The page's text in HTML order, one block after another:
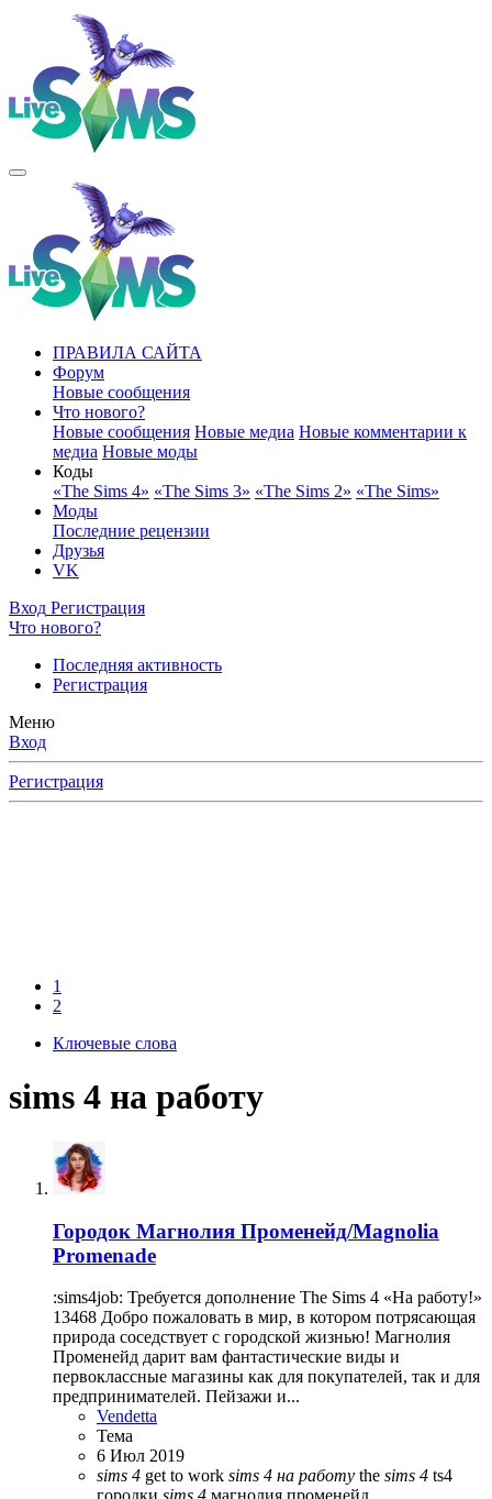
ПРАВИЛА САЙТА
Форум
Новые сообщения
Что нового?
Новые сообщения Новые медиа Новые комментарии к
медиа Новые моды
Коды
«The Sims 4» «The Sims 3» «The Sims 2» «The Sims»
Моды
Последние рецензии
Друзья
VK
Вход Регистрация
Что нового?
Последняя активность
Регистрация
Меню
Вход
Регистрация
1
2
Ключевые слова
sims 4 на работу
Городок Магнолия Променейд/Magnolia
Promenade
:sims4job: Требуется дополнение The Sims 4 «На работу!»
13468 Добро пожаловать в мир, в котором потрясающая
природа соседствует с городской жизнью! Магнолия
Променейд дарит вам фантастические виды и
первоклассные магазины как для покупателей, так и для
предпринимателей. Пейзажи и...
Vendetta
Тема
6 Июл 2019
sims 4 get to work sims 4 на работу the sims 4 ts4